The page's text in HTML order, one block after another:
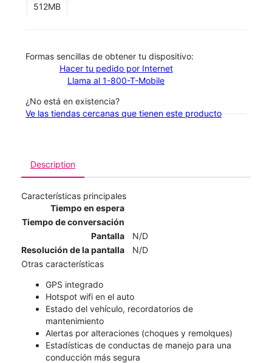
512MB
​​​​​​​Formas sencillas de obtener tu dispositivo:
Hacer tu pedido por Internet
Llama al 1-800-T-Mobile
¿No está en existencia?
Ve las tiendas cercanas que tienen este producto
Description
Características principales
Tiempo en espera
Tiempo de conversación
Pantalla
N/D
Resolución de la pantalla
N/D
Otras características
GPS integrado
Hotspot wifi en el auto
Estado del vehículo, recordatorios de
mantenimiento
Alertas por alteraciones (choques y remolques)
Estadísticas de conductas de manejo para una
conducción más segura